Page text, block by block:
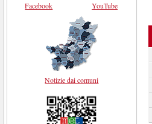
Facebook YouTube
Notizie dai comuni